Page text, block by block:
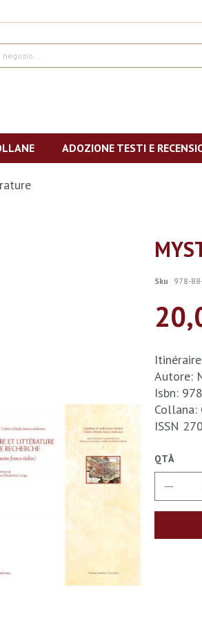
ADOZIONE TESTI E
Sku 978-
Autore:
Isbn:
ISSN
QTÀ